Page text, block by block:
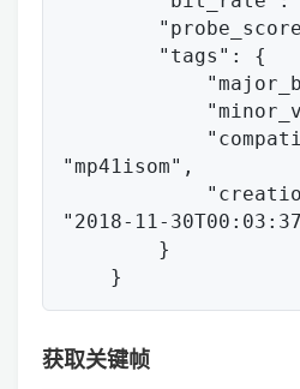
"mp41isom",
"2018-11-
获取关键帧